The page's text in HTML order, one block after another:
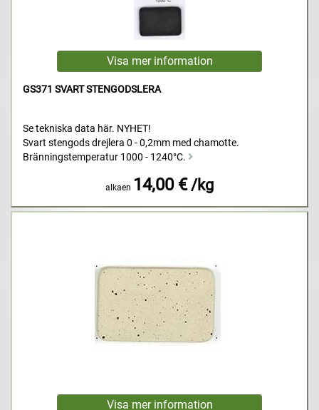
GS371 SVART STENGODSLERA
Se tekniska data här. NYHET!
Svart stengods drejlera 0 - 0,2mm med chamotte.
Bränningstemperatur 1000 - 1240°C.
alkaen 14,00 € /kg